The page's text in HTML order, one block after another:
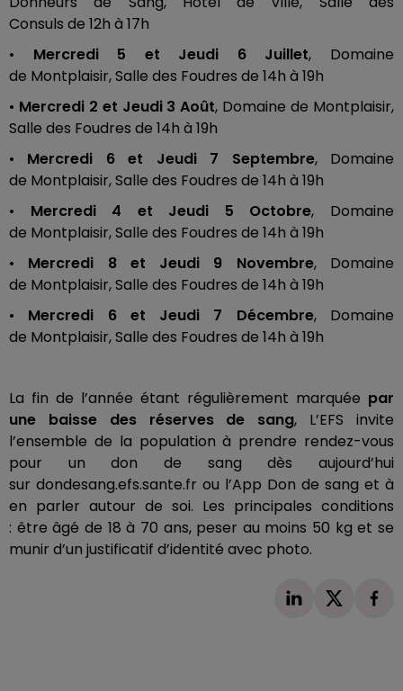
Consuls de 12h à 17h
•
Mercredi 5 et Jeudi 6 Juillet, Domaine
de Montplaisir, Salle des Foudres de 14h à 19h
• Mercredi 2 et Jeudi3Août, Domaine de Montplaisir,
Salle des Foudres de 14h à 19h
•
Mercredi 6 et Jeudi7 Septembre, Domaine
de Montplaisir, Salle des Foudres de 14h à 19h
•
Mercredi 4 et Jeudi 5 Octobre, Domaine
de Montplaisir, Salle des Foudres de 14h à 19h
•
Mercredi 8 et Jeudi 9 Novembre, Domaine
de Montplaisir, Salle des Foudres de 14h à 19h
•
Mercredi 6 et Jeudi 7 Décembre, Domaine
de Montplaisir, Salle des Foudres de 14h à 19h
La fin de l’année étant régulièrement marquée par
une baisse des réserves de sang, L’EFS invite
l’ensemble de la population à prendre rendez-vous
pour un don de sang dès aujourd’hui
sur dondesang.efs.sante.fr ou l’App Don de sang et à
en parler autour de soi. Les principales conditions
: être âgé de 18 à 70 ans, peser au moins 50 kg et se
munir d’un justificatif d’identité avec photo.